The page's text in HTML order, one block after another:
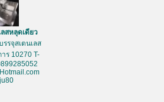
สหลุดเดียว
รจุสเตนเลส
ร 10270 T-